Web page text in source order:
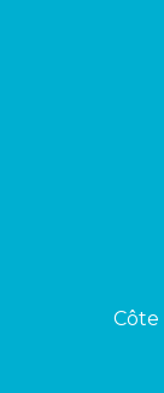
Côte